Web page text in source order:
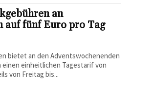
an
auf fünf Euro pro Tag
bietet an den Adventswochenenden
einheitlichen Tagestarif von
von Freitag bis...